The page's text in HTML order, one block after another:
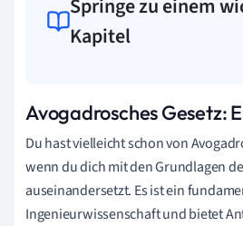
Springe zu einem
Kapitel
Avogadrosches Gesetz:
Du hast vielleicht schon von
wenn du dich mit den Grundlagen
auseinandersetzt. Es ist ein
Ingenieurwissenschaft und bietet